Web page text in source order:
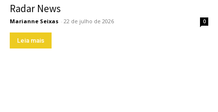
Radar News
Marianne Seixas - 22 de julho de 2026 0
Leia mais